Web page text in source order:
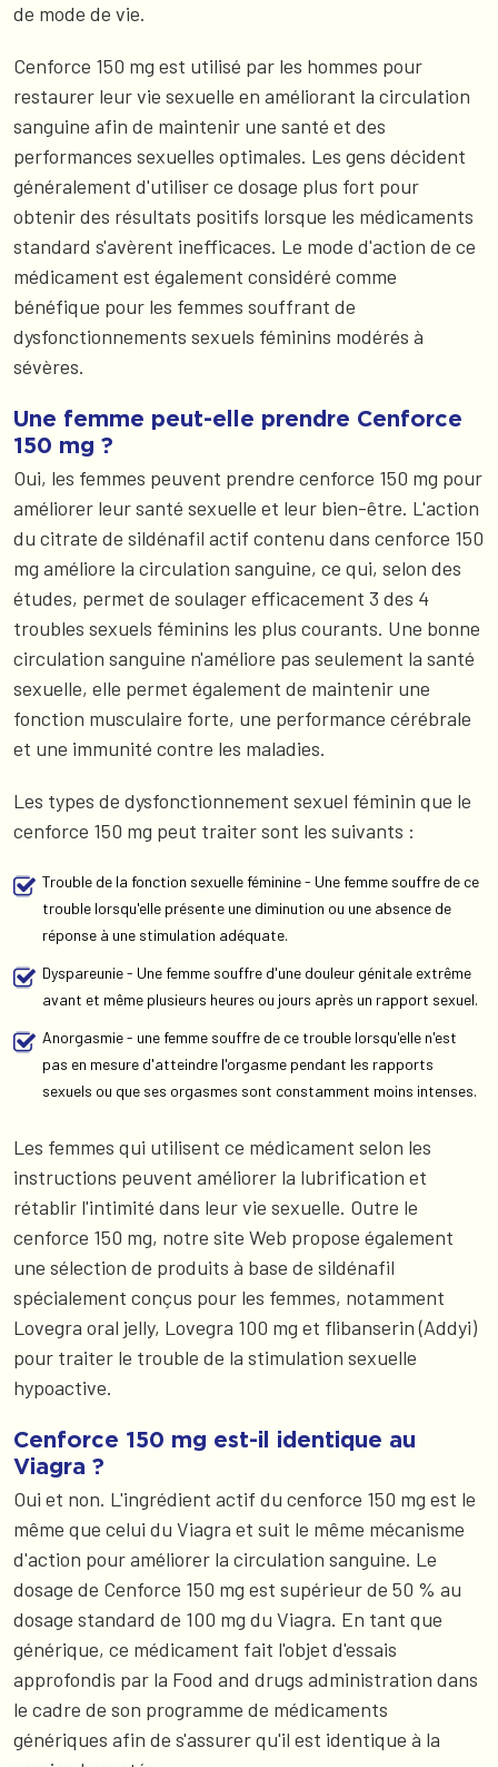
de mode de vie.
Cenforce 150 mg est utilisé par les hommes pour
restaurer leur vie sexuelle en améliorant la circulation
sanguine afin de maintenir une santé et des
performances sexuelles optimales. Les gens décident
généralement d'utiliser ce dosage plus fort pour
obtenir des résultats positifs lorsque les médicaments
standard s'avèrent inefficaces. Le mode d'action de ce
médicament est également considéré comme
bénéfique pour les femmes souffrant de
dysfonctionnements sexuels féminins modérés à
sévères.
Une femme peut-elle prendre Cenforce
150 mg ?
Oui, les femmes peuvent prendre cenforce 150 mg pour
améliorer leur santé sexuelle et leur bien-être. L'action
du citrate de sildénafil actif contenu dans cenforce 150
mg améliore la circulation sanguine, ce qui, selon des
études, permet de soulager efficacement 3 des 4
troubles sexuels féminins les plus courants. Une bonne
circulation sanguine n'améliore pas seulement la santé
sexuelle, elle permet également de maintenir une
fonction musculaire forte, une performance cérébrale
et une immunité contre les maladies.
Les types de dysfonctionnement sexuel féminin que le
cenforce 150 mg peut traiter sont les suivants :
Trouble de la fonction sexuelle féminine - Une femme souffre de ce
trouble lorsqu'elle présente une diminution ou une absence de
réponse à une stimulation adéquate.
Dyspareunie - Une femme souffre d'une douleur génitale extrême
avant et même plusieurs heures ou jours après un rapport sexuel.
Anorgasmie - une femme souffre de ce trouble lorsqu'elle n'est
pas en mesure d'atteindre l'orgasme pendant les rapports
sexuels ou que ses orgasmes sont constamment moins intenses.
Les femmes qui utilisent ce médicament selon les
instructions peuvent améliorer la lubrification et
rétablir l'intimité dans leur vie sexuelle. Outre le
cenforce 150 mg, notre site Web propose également
une sélection de produits à base de sildénafil
spécialement conçus pour les femmes, notamment
Lovegra oral jelly, Lovegra 100 mg et flibanserin (Addyi)
pour traiter le trouble de la stimulation sexuelle
hypoactive.
Cenforce 150 mg est-il identique au
Viagra ?
Oui et non. L'ingrédient actif du cenforce 150 mg est le
même que celui du Viagra et suit le même mécanisme
d'action pour améliorer la circulation sanguine. Le
dosage de Cenforce 150 mg est supérieur de 50 % au
dosage standard de 100 mg du Viagra. En tant que
générique, ce médicament fait l'objet d'essais
approfondis par la Food and drugs administration dans
le cadre de son programme de médicaments
génériques afin de s'assurer qu'il est identique à la